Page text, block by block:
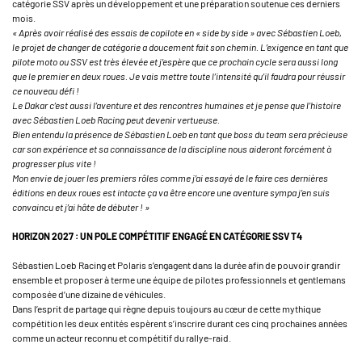
catégorie SSV après un développement et une préparation soutenue ces derniers
mois.
« Après avoir réalisé des essais de copilote en « side by side » avec Sébastien Loeb,
le projet de changer de catégorie a doucement fait son chemin. L’exigence en tant que
pilote moto ou SSV est très élevée et j’espère que ce prochain cycle sera aussi long
que le premier en deux roues. Je vais mettre toute l’intensité qu’il faudra pour réussir
ce nouveau défi !
Le Dakar c’est aussi l’aventure et des rencontres humaines et je pense que l’histoire
avec Sébastien Loeb Racing peut devenir vertueuse.
Bien entendu la présence de Sébastien Loeb en tant que boss du team sera précieuse
car son expérience et sa connaissance de la discipline nous aideront forcément à
progresser plus vite !
Mon envie de jouer les premiers rôles comme j’ai essayé de le faire ces dernières
éditions en deux roues est intacte ça va être encore une aventure sympa j’en suis
convaincu et j’ai hâte de débuter ! »
HORIZON 2027 : UN POLE COMPÉTITIF ENGAGÉ EN CATÉGORIE SSV T4
Sébastien Loeb Racing et Polaris s’engagent dans la durée afin de pouvoir grandir
ensemble et proposer à terme une équipe de pilotes professionnels et gentlemans
composée d’une dizaine de véhicules.
Dans l’esprit de partage qui règne depuis toujours au cœur de cette mythique
compétition les deux entités espèrent s’inscrire durant ces cinq prochaines années
comme un acteur reconnu et compétitif du rallye-raid.